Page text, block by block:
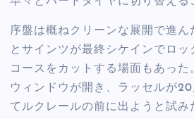
序盤は概ねクリーンな展開で進ん
とサインツが最終シケインでロッ
コースをカットする場面もあった
ウィンドウが開き、ラッセルが
てルクレールの前に出ようと試み